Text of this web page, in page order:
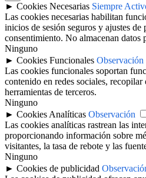
► Cookies Necesarias Siempre
Las cookies necesarias habilitan
inicios de sesión seguros y ajustes de
consentimiento. No almacenan datos
Ninguno
► Cookies Funcionales Observación
Las cookies funcionales soportan
contenido en redes sociales,
herramientas de terceros.
Ninguno
► Cookies Analíticas Observación
Las cookies analíticas rastrean las
proporcionando información sobre
visitantes, la tasa de rebote y las
Ninguno
► Cookies de publicidad